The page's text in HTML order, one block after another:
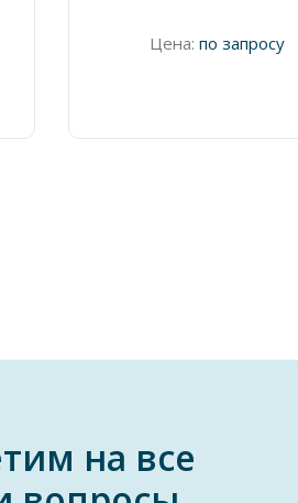
Цена: по запросу
на все